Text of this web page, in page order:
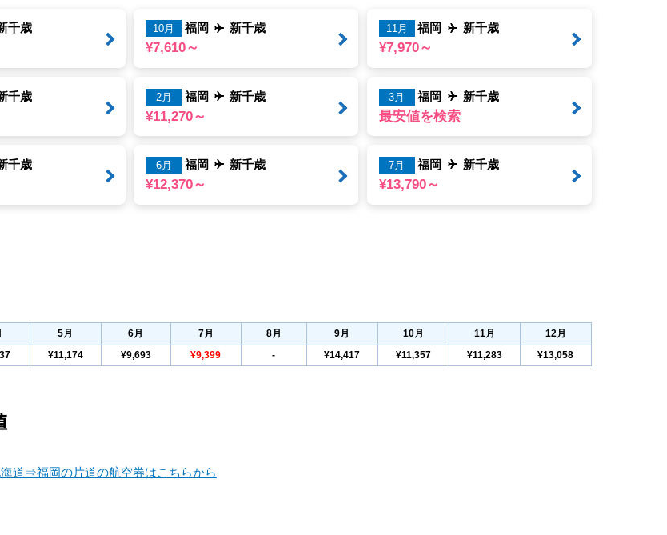
千歳 10月 福岡 新千歳
¥7,610～
11月 福岡 新千歳
¥7,970～
千歳 2月 福岡 新千歳
¥11,270～
3月 福岡 新千歳
最安値を検索
千歳 6月 福岡 新千歳
¥12,370～
7月 福岡 新千歳
¥13,790～
5月 6月 7月 8月 9月 10月 11 月 12 月
¥11,174 ¥9,693 ¥9,399 - ¥14,417 ¥11,357 ¥11,283 ¥13,058
道⇒福岡の片道の航空券はこちらから